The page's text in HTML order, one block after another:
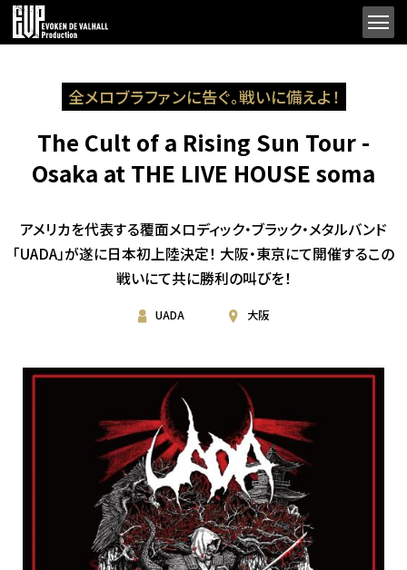
全メロブラファンに告ぐ。戦いに備えよ！
The Cult of a Rising Sun Tour -
Osaka at THE LIVE HOUSE soma
アメリカを代表する覆面メロディック・ブラック・メタルバンド
「UADA」が遂に日本初上陸決定！ 大阪・東京にて開催するこの
戦いにて共に勝利の叫びを！
UADA 大阪